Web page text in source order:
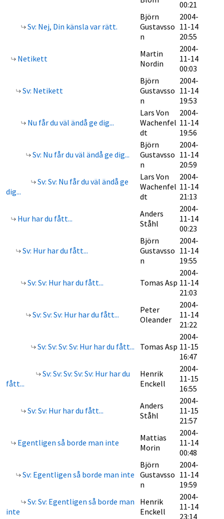
00:21
Sv: Nej, Din känsla var rätt.
Björn
Gustavsso
n
2004-
11-14
20:55
Netikett
Martin
Nordin
2004-
11-14
00:03
Sv: Netikett
Björn
Gustavsso
n
2004-
11-14
19:53
Nu får du väl ändå ge dig...
Lars Von
Wachenfel
dt
2004-
11-14
19:56
Sv: Nu får du väl ändå ge dig...
Björn
Gustavsso
n
2004-
11-14
20:59
Sv: Sv: Nu får du väl ändå ge
dig...
Lars Von
Wachenfel
dt
2004-
11-14
21:13
Hur har du fått...
Anders
Ståhl
2004-
11-14
00:23
Sv: Hur har du fått...
Björn
Gustavsso
n
2004-
11-14
19:55
Sv: Sv: Hur har du fått... Tomas Asp
2004-
11-14
21:03
Sv: Sv: Sv: Hur har du fått...
Peter
Oleander
2004-
11-14
21:22
Sv: Sv: Sv: Sv: Hur har du fått... Tomas Asp
2004-
11-15
16:47
Sv: Sv: Sv: Sv: Sv: Hur har du
fått...
Henrik
Enckell
2004-
11-15
16:55
Sv: Sv: Hur har du fått...
Anders
Ståhl
2004-
11-15
21:57
Egentligen så borde man inte
Mattias
Morin
2004-
11-14
00:48
Sv: Egentligen så borde man inte
Björn
Gustavsso
n
2004-
11-14
19:59
Sv: Sv: Egentligen så borde man
inte
Henrik
Enckell
2004-
11-14
23:14